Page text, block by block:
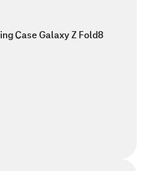
Case Galaxy Z Fold8